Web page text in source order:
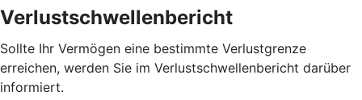
Verlustschwellenbericht
Sollte Ihr Vermögen eine bestimmte Verlustgrenze
erreichen, werden Sie im Verlustschwellenbericht darüber
informiert.